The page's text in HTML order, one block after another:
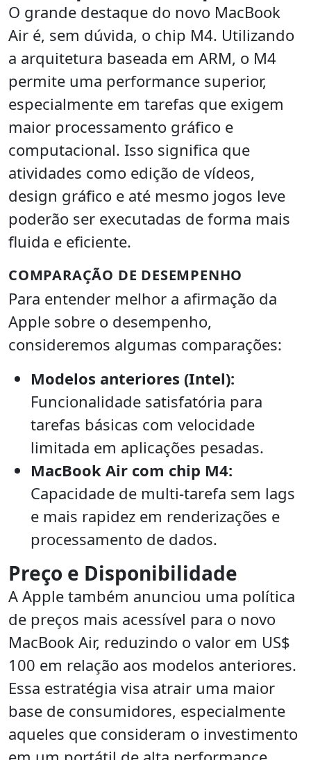
O grande destaque do novo MacBook
Air é, sem dúvida, o chip M4. Utilizando
a arquitetura baseada em ARM, o M4
permite uma performance superior,
especialmente em tarefas que exigem
maior processamento gráfico e
computacional. Isso significa que
atividades como edição de vídeos,
design gráfico e até mesmo jogos leve
poderão ser executadas de forma mais
fluida e eficiente.
COMPARAÇÃO DE DESEMPENHO
Para entender melhor a afirmação da
Apple sobre o desempenho,
consideremos algumas comparações:
Modelos anteriores (Intel):
Funcionalidade satisfatória para
tarefas básicas com velocidade
limitada em aplicações pesadas.
MacBook Air com chip M4:
Capacidade de multi-tarefa sem lags
e mais rapidez em renderizações e
processamento de dados.
Preço e Disponibilidade
A Apple também anunciou uma política
de preços mais acessível para o novo
MacBook Air, reduzindo o valor em US$
100 em relação aos modelos anteriores.
Essa estratégia visa atrair uma maior
base de consumidores, especialmente
aqueles que consideram o investimento